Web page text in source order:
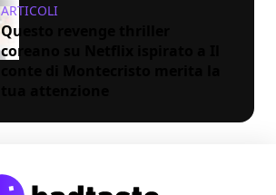
ARTICOLI
Questo revenge thriller
coreano su Netflix ispirato a Il